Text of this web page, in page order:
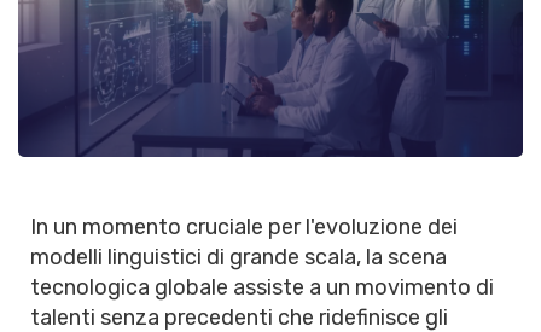
In un momento cruciale per l'evoluzione dei
modelli linguistici di grande scala, la scena
tecnologica globale assiste a un movimento di
talenti senza precedenti che ridefinisce gli